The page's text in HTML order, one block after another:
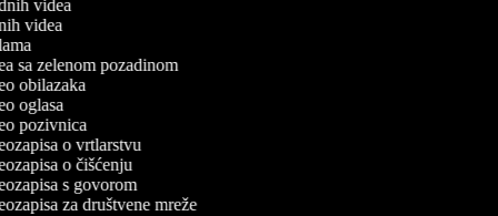
videa
videa
sa zelenom pozadinom
obilazaka
oglasa
pozivnica
o vrtlarstvu
o čišćenju
s govorom
za društvene mreže